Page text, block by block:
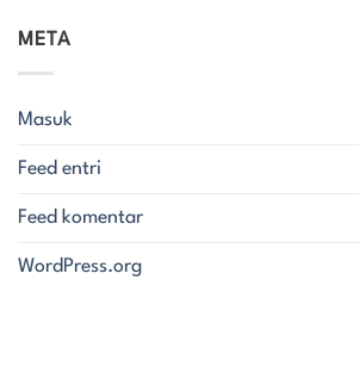
META
Masuk
Feed entri
Feed komentar
WordPress.org